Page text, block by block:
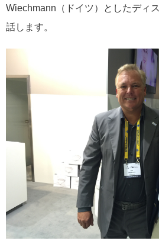
Wiechmann（ドイツ）としたディ
話します。